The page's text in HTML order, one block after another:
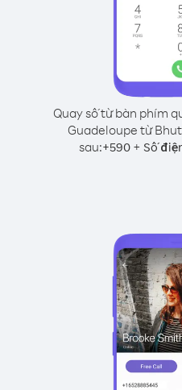
Quay số từ bàn phím
Guadeloupe từ
sau:+590+ Số